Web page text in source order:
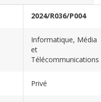
2024/R036/P004
Informatique, Média
et
Télécommunications
Privé